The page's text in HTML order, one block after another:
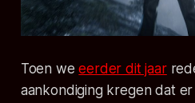
Toen weeerder dit jaar
aankondiging kregen dat